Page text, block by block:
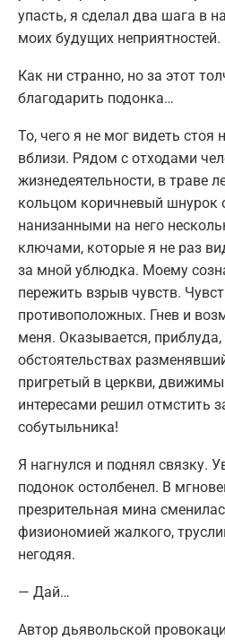
упасть, я сделал два шага в
моих будущих неприятностей.
Как ни странно, но за этот
благодарить подонка…
То, чего я не мог видеть стоя
вблизи. Рядом с отходами
жизнедеятельности, в траве
кольцом коричневый шнурок
нанизанными на него
ключами, которые я не раз
за мной ублюдка. Моему
пережить взрыв чувств.
противоположных. Гнев и
меня. Оказывается,
обстоятельствах
пригретый в церкви,
интересами решил отмстить
собутыльника!
Я нагнулся и поднял связку.
подонок остолбенел. В
презрительная мина
физиономией жалкого,
негодяя.
— Дай…
Автор дьявольской